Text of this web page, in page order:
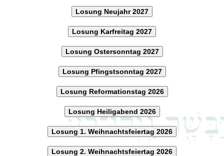
Losung Neujahr 2027
Losung Karfreitag 2027
Losung Ostersonntag 2027
Losung Pfingstsonntag 2027
Losung Reformationstag 2026
Losung Heiligabend 2026
Losung 1. Weihnachtsfeiertag 2026
Losung 2. Weihnachtsfeiertag 2026